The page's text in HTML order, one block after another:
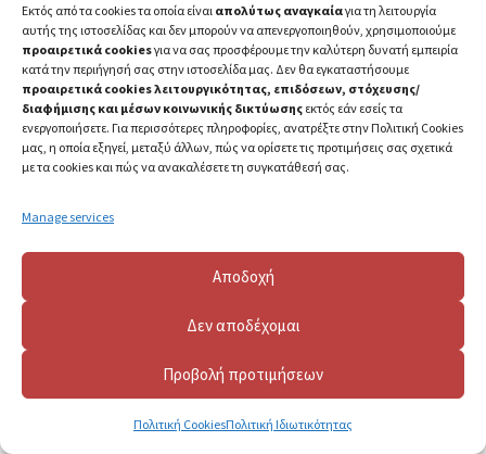
Εκτός από τα cookies τα οποία είναι απολύτως αναγκαίαγια τη λειτουργία
αυτής της ιστοσελίδας και δεν μπορούν να απενεργοποιηθούν, χρησιμοποιούμε
προαιρετικά cookiesγια να σας προσφέρουμε την καλύτερη δυνατή εμπειρία
κατά την περιήγησή σας στην ιστοσελίδα μας. Δεν θα εγκαταστήσουμε
προαιρετικά cookies λειτουργικότητας, επιδόσεων, στόχευσης/
διαφήμισης και μέσων κοινωνικής δικτύωσης εκτός εάν εσείς τα
ενεργοποιήσετε. Για περισσότερες πληροφορίες, ανατρέξτε στην Πολιτική Cookies
μας, η οποία εξηγεί, μεταξύ άλλων, πώς να ορίσετε τις προτιμήσεις σας σχετικά
με τα cookies και πώς να ανακαλέσετε τη συγκατάθεσή σας.
Manage services
Αποδοχή
Δεν αποδέχομαι
Προβολή προτιμήσεων
Πολιτική CookiesΠολιτική Ιδιωτικότητας
Πανεπιστήμιο Πατρών